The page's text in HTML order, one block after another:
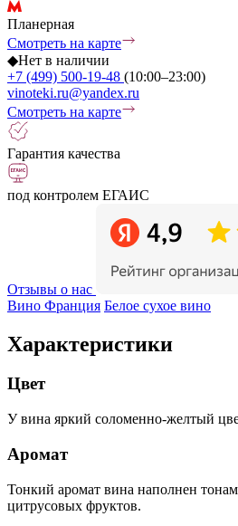
Планерная
Смотреть на карте
◆Нет в наличии
+7 (499) 500-19-48 (10:00–23:00)
vinoteki.ru@yandex.ru
Смотреть на карте
Гарантия качества
под контролем ЕГАИС
Отзывы о нас
Вино Франция Белое сухое вино
Характеристики
Цвет
У вина яркий соломенно-желтый
Аромат
Тонкий аромат вина наполнен
цитрусовых фруктов.